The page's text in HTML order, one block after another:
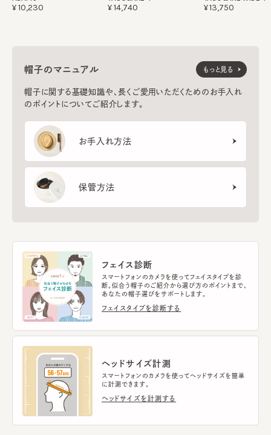
¥10,230 ¥14,740 ¥13,750
帽子のマニュアル
帽子に関する基礎知識や、長くご愛用いただくためのお手入れ
のポイントについてご紹介します。
お手入れ方法
保管方法
もっと見る
フェイス診断
スマートフォンのカメラを使ってフェイスタイプを診
断。似合う帽子のご紹介から選び方のポイントまで、
あなたの帽子選びをサポートします。
フェイスタイプを診断する
ヘッドサイズ計測
スマートフォンのカメラを使ってヘッドサイズを簡単
に計測できます。
ヘッドサイズを計測する